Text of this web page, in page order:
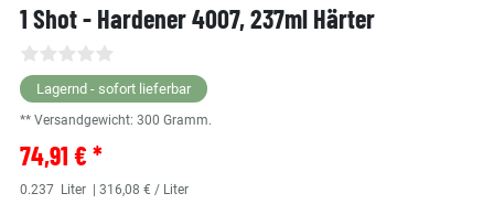
1 Shot - Hardener 4007, 237ml Härter
Lagernd - sofort lieferbar
** Versandgewicht: 300 Gramm.
74,91 € *
0.237 Liter | 316,08 € / Liter